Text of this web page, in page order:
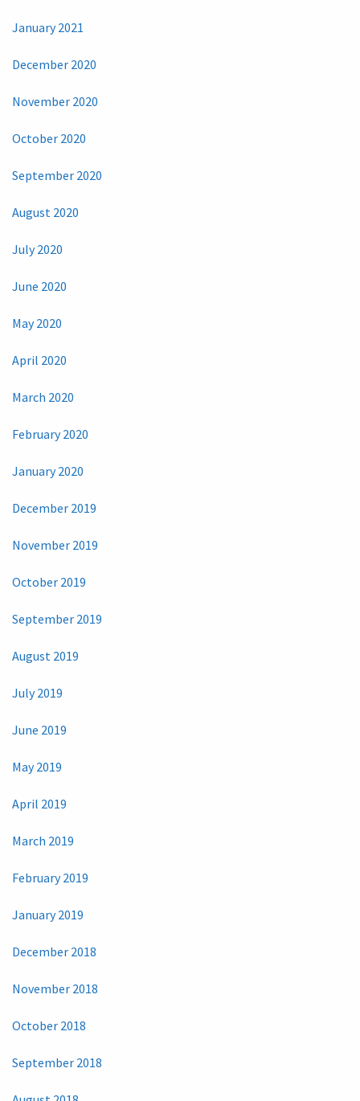
January 2021
December 2020
November 2020
October 2020
September 2020
August 2020
July 2020
June 2020
May 2020
April 2020
March 2020
February 2020
January 2020
December 2019
November 2019
October 2019
September 2019
August 2019
July 2019
June 2019
May 2019
April 2019
March 2019
February 2019
January 2019
December 2018
November 2018
October 2018
September 2018